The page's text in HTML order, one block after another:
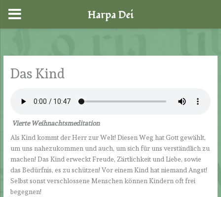
springen
Das Kind
Vierte Weihnachtsmeditation
Als Kind kommt der Herr zur Welt! Diesen Weg hat Gott gewählt,
um uns nahezukommen und auch, um sich für uns verständlich zu
machen! Das Kind erweckt Freude, Zärtlichkeit und Liebe, sowie
das Bedürfnis, es zu schützen! Vor einem Kind hat niemand Angst!
Selbst sonst verschlossene Menschen können Kindern oft frei
begegnen!
Harpa Dei